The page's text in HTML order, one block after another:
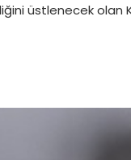
üstlenecek olan